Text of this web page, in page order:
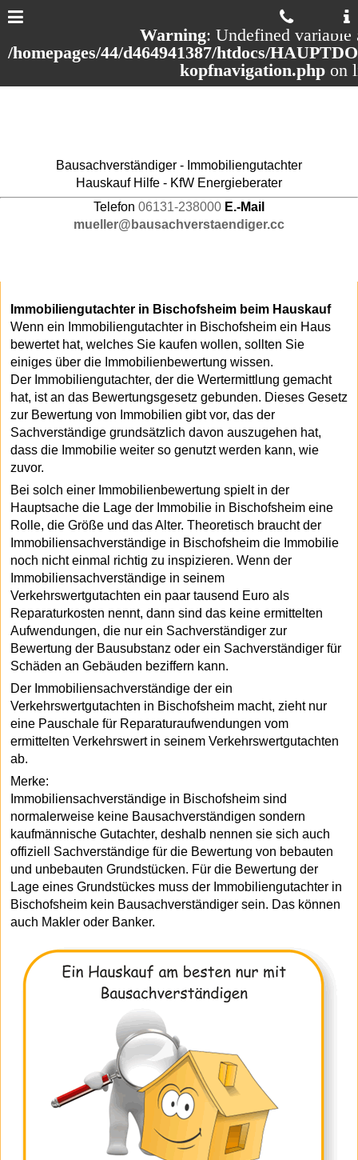
Warning: Undefined variable
/homepages/44/d464941387/htdocs/
kopfnavigation.php on
Bausachverständiger - Immobiliengutachter
Hauskauf Hilfe - KfW Energieberater
Telefon 06131-238000 E.-Mail
mueller@bausachverstaendiger.cc
Immobiliengutachter in Bischofsheim beim Hauskauf
Wenn ein Immobiliengutachter in Bischofsheim ein Haus
bewertet hat, welches Sie kaufen wollen, sollten Sie
einiges über die Immobilienbewertung wissen.
Der Immobiliengutachter, der die Wertermittlung gemacht
hat, ist an das Bewertungsgesetz gebunden. Dieses Gesetz
zur Bewertung von Immobilien gibt vor, das der
Sachverständige grundsätzlich davon auszugehen hat,
dass die Immobilie weiter so genutzt werden kann, wie
zuvor.
Bei solch einer Immobilienbewertung spielt in der
Hauptsache die Lage der Immobilie in Bischofsheim eine
Rolle, die Größe und das Alter. Theoretisch braucht der
Immobiliensachverständige in Bischofsheim die Immobilie
noch nicht einmal richtig zu inspizieren. Wenn der
Immobiliensachverständige in seinem
Verkehrswertgutachten ein paar tausend Euro als
Reparaturkosten nennt, dann sind das keine ermittelten
Aufwendungen, die nur ein Sachverständiger zur
Bewertung der Bausubstanz oder ein Sachverständiger für
Schäden an Gebäuden beziffern kann.
Der Immobiliensachverständige der ein
Verkehrswertgutachten in Bischofsheim macht, zieht nur
eine Pauschale für Reparaturaufwendungen vom
ermittelten Verkehrswert in seinem Verkehrswertgutachten
ab.
Merke:
Immobiliensachverständige in Bischofsheim sind
normalerweise keine Bausachverständigen sondern
kaufmännische Gutachter, deshalb nennen sie sich auch
offiziell Sachverständige für die Bewertung von bebauten
und unbebauten Grundstücken. Für die Bewertung der
Lage eines Grundstückes muss der Immobiliengutachter in
Bischofsheim kein Bausachverständiger sein. Das können
auch Makler oder Banker.